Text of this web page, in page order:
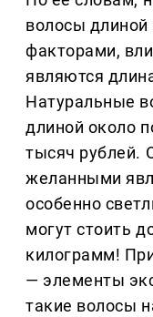
волосы
факторами,
являются
Натуральные
длиной около
тысяч рублей.
желанными
особенно
могут стоить
килограмм!
— элементы
такие волосы